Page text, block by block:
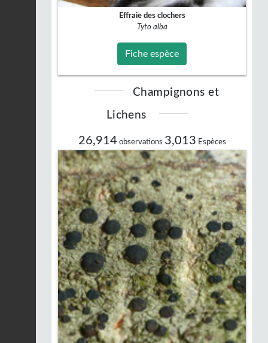
Effraie des clochers
Tyto alba
Fiche espèce
Champignons et
Lichens
26,914 observations 3,013 Espèces